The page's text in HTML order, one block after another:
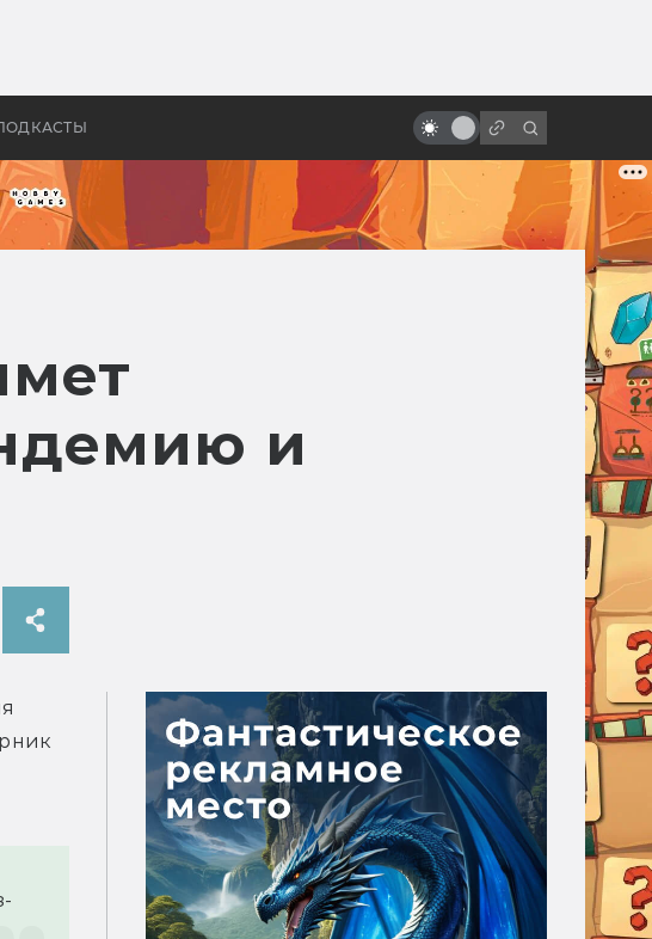
колец»
про идею под маской
и